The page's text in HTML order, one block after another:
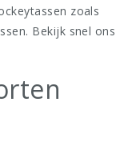
zoals
Bekijk snel ons